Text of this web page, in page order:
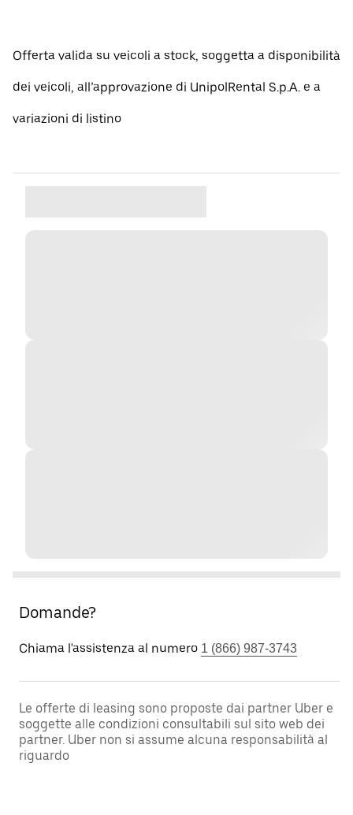
Offerta valida su veicoli a stock, soggetta a disponibilità
dei veicoli, all’approvazione di UnipolRental S.p.A. e a
variazioni di listino
Domande?
Chiama l'assistenza al numero 1 (866) 987-3743
Le offerte di leasing sono proposte dai partner Uber e
soggette alle condizioni consultabili sul sito web dei
partner. Uber non si assume alcuna responsabilità al
riguardo